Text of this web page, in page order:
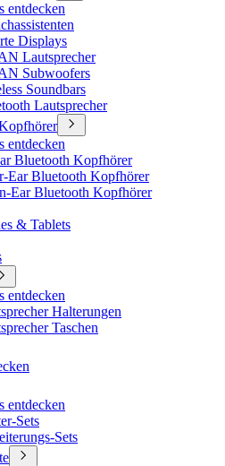
entdecken
Displays
Lautsprecher
Subwoofers
Soundbars
Lautsprecher
entdecken
Bluetooth Kopfhörer
Ear Bluetooth Kopfhörer
Ear Bluetooth Kopfhörer
& Tablets
entdecken
Halterungen
Taschen
entdecken
Sets
Sets